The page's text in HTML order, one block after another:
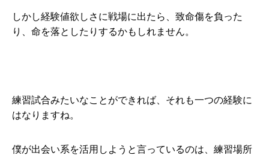
しかし経験値欲しさに戦場に出たら、致命傷を負った
り、命を落としたりするかもしれません。
練習試合みたいなことができれば、それも一つの経験に
はなりますね。
僕が出会い系を活用しようと言っているのは、練習場所